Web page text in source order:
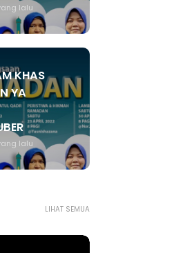
lalu
KHAS
YA
lalu
LIHAT SEMUA